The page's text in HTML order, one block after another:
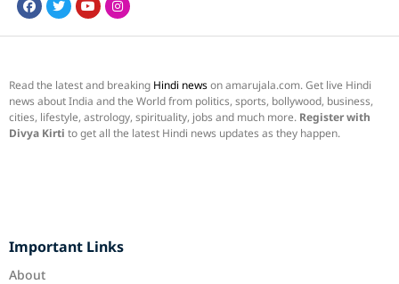
Read the latest and breaking Hindi newson amarujala.com. Get live Hindi
news about India and the World from politics, sports, bollywood, business,
cities, lifestyle, astrology, spirituality, jobs and much more. Register with
Divya Kirti to get all the latest Hindi news updates as they happen.
Important Links
About